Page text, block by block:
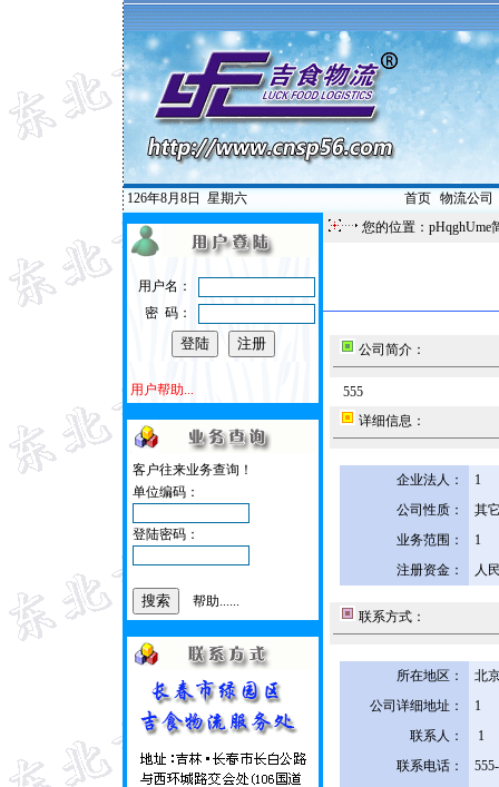
126年8月8日 星期六 首页| 物流公司
用户名：
密 码：
用户帮助...
客户往来业务查询！
单位编码：
登陆密码：
帮助......
您的位置：pHqghUme
公司简介：
555
详细信息：
企业法人：
1
公司性质：
其
业务范围：
1
注册资金：
人
联系方式：
所在地区：
北
公司详细地址：
1
联系人：
1
联系电话：